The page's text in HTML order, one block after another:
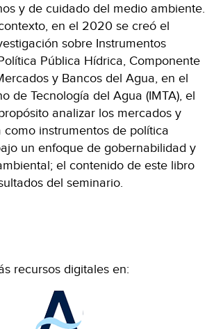
y de cuidado del medio ambiente.
en el 2020 se creó el
sobre Instrumentos
Pública Hídrica, Componente
y Bancos del Agua, en el
de Tecnología del Agua (IMTA), el
analizar los mercados y
como instrumentos de política
un enfoque de gobernabilidad y
el contenido de este libro
del seminario.
recursos digitales en: